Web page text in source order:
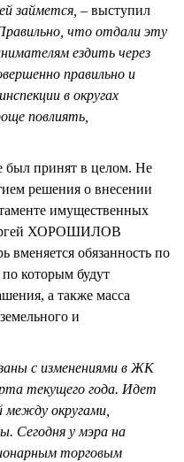
займется, – выступил
что отдали эту
ездить через
правильно и
в округах
повлиять,
был принят в целом. Не
решения о внесении
имущественных
ХОРОШИЛОВ
вменяется обязанность по
которым будут
а также масса
и
с изменениями в ЖК
текущего года. Идет
между округами,
Сегодня у мэра на
торговым